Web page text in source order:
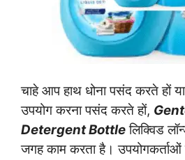
चाहे आप हाथ धोना पसंद करते हों
उपयोग करना पसंद करते हों,
Detergent Bottleलिक्विड
जगह काम करता है।